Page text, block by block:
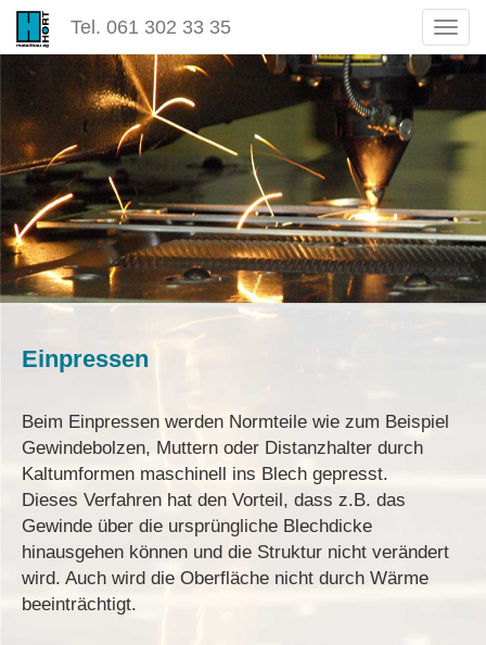
Tel. 061 302 33 35
Einpressen
Beim Einpressen werden Normteile wie zum Beispiel
Gewindebolzen, Muttern oder Distanzhalter durch
Kaltumformen maschinell ins Blech gepresst.
Dieses Verfahren hat den Vorteil, dass z.B. das
Gewinde über die ursprüngliche Blechdicke
hinausgehen können und die Struktur nicht verändert
wird. Auch wird die Oberfläche nicht durch Wärme
beeinträchtigt.